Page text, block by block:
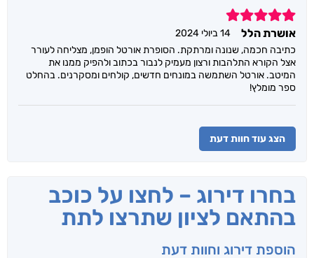
5
אושרת הלל
14 ביולי 2024
כתיבה חכמה, שנונה ומרתקת. הסופרת אורטל הופמן, מצליחה לעורר
אצל הקורא התלהבות ורצון מעמיק לנבור בכתוב ולהפיק ממנו את
המיטב. אורטל השתמשה במונחים חדשים, קולחים ומסקרנים. בהחלט
ספר מומלץ!
הצג עוד חוות דעת
בחרו דירוג – לחצו על כוכב
בהתאם לציון שתרצו לתת
הוספת דירוג וחוות דעת